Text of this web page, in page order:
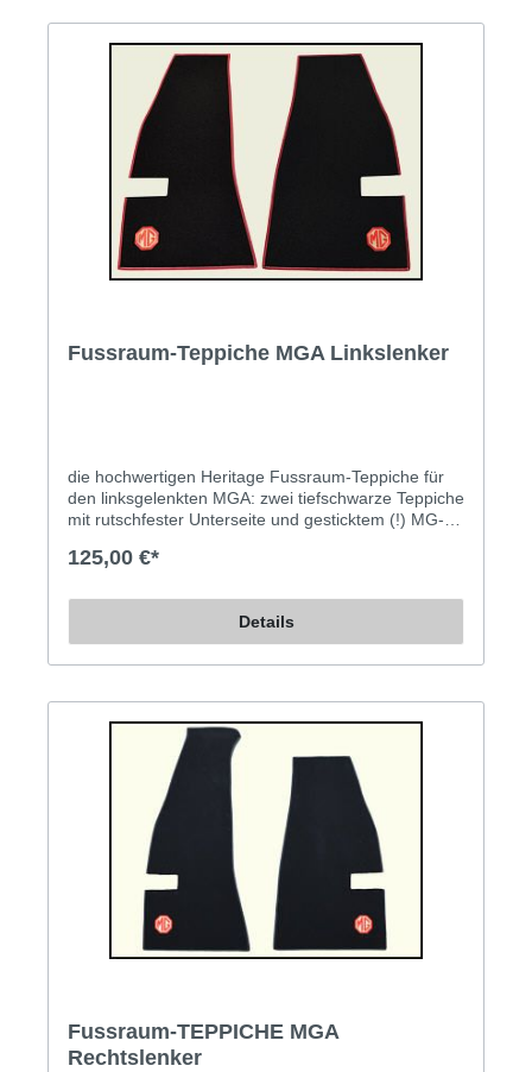
Fussraum-Teppiche MGA Linkslenker
die hochwertigen Heritage Fussraum-Teppiche für
den linksgelenkten MGA: zwei tiefschwarze Teppiche
mit rutschfester Unterseite und gesticktem (!) MG-
Teppiche sind schwarz und mit Kunstleder eingefaßt.
erhältlich.
125,00 €*
Details
Fussraum-TEPPICHE MGA
Rechtslenker